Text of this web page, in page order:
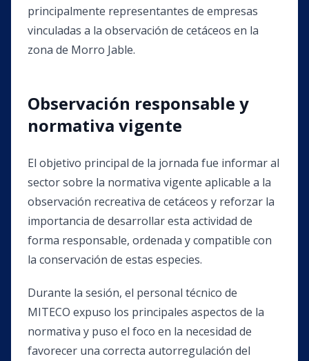
principalmente representantes de empresas
vinculadas a la observación de cetáceos en la
zona de Morro Jable.
Observación responsable y
normativa vigente
El objetivo principal de la jornada fue informar al
sector sobre la normativa vigente aplicable a la
observación recreativa de cetáceos y reforzar la
importancia de desarrollar esta actividad de
forma responsable, ordenada y compatible con
la conservación de estas especies.
Durante la sesión, el personal técnico de
MITECO expuso los principales aspectos de la
normativa y puso el foco en la necesidad de
favorecer una correcta autorregulación del